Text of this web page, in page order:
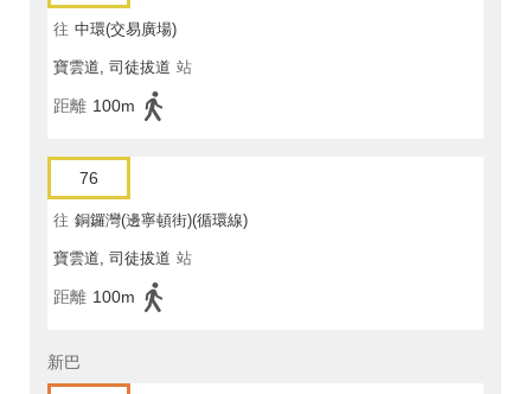
往 中環(交易廣場)
寶雲道, 司徒拔道 站
距離 100m
76
往 銅鑼灣(邊寧頓街)(循環線)
寶雲道, 司徒拔道 站
距離 100m
新巴